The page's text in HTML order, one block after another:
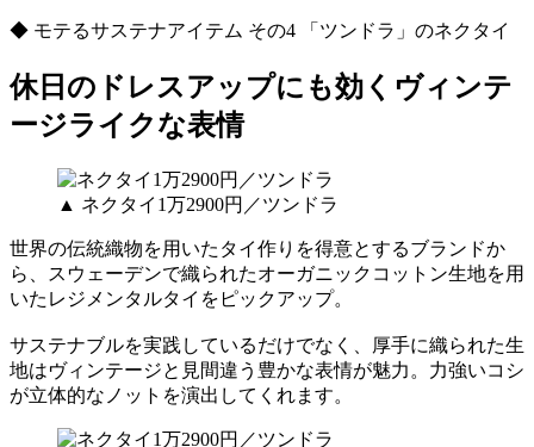
◆ モテるサステナアイテム その4 「ツンドラ」のネクタイ
休日のドレスアップにも効くヴィンテ
ージライクな表情
▲ ネクタイ1万2900円／ツンドラ
世界の伝統織物を用いたタイ作りを得意とするブランドか
ら、スウェーデンで織られたオーガニックコットン生地を用
いたレジメンタルタイをピックアップ。
サステナブルを実践しているだけでなく、厚手に織られた生
地はヴィンテージと見間違う豊かな表情が魅力。力強いコシ
が立体的なノットを演出してくれます。